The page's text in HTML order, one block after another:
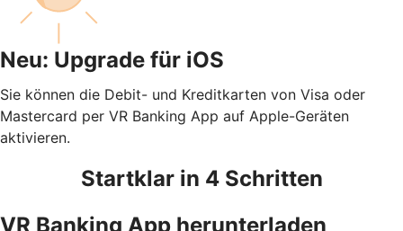
Neu: Upgrade für iOS
Sie können die Debit- und Kreditkarten von Visa oder
Mastercard per VR Banking App auf Apple-Geräten
aktivieren.
Startklar in 4 Schritten
VR Banking App herunterladen